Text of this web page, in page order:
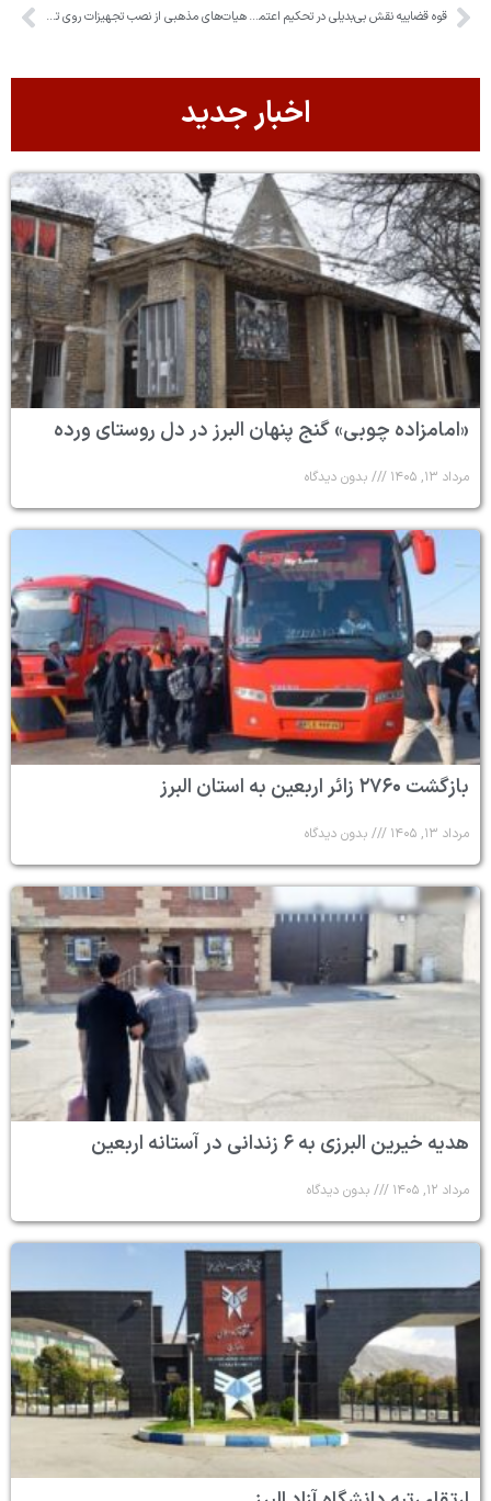
قوه قضاییه نقش بی‌بدیلی در تحکیم اعتماد عمومی دارد هیات‌های مذهبی از نصب تجهیزات روی تأسیسات برقی خودداری کنند
اخبار جدید
«امامزاده چوبی» گنج پنهان البرز در دل روستای ورده
مرداد ۱۳, ۱۴۰۵ بدون دیدگاه
بازگشت ۲۷۶۰ زائر اربعین به استان البرز
مرداد ۱۳, ۱۴۰۵ بدون دیدگاه
هدیه خیرین البرزی به ۶ زندانی در آستانه اربعین
مرداد ۱۲, ۱۴۰۵ بدون دیدگاه